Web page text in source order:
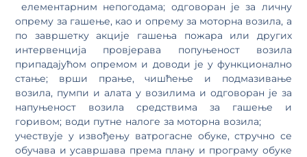
елементарним непогодама; одговоран је за личну
опрему за гашење, као и опрему за моторна возила, а
по завршетку акције гашења пожара или других
интервенција провјерава попуњеност возила
припадајућом опремом и доводи је у функционално
стање; врши прање, чишћење и подмазивање
возила, пумпи и алата у возилима и одговоран је за
напуњеност возила средствима за гашење и
горивом; води путне налоге за моторна возила;
учествује у извођењу ватрогасне обуке, стручно се
обучава и усавршава према плану и програму обуке